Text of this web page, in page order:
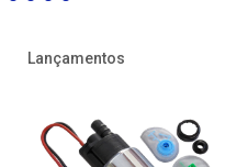
Lançamentos